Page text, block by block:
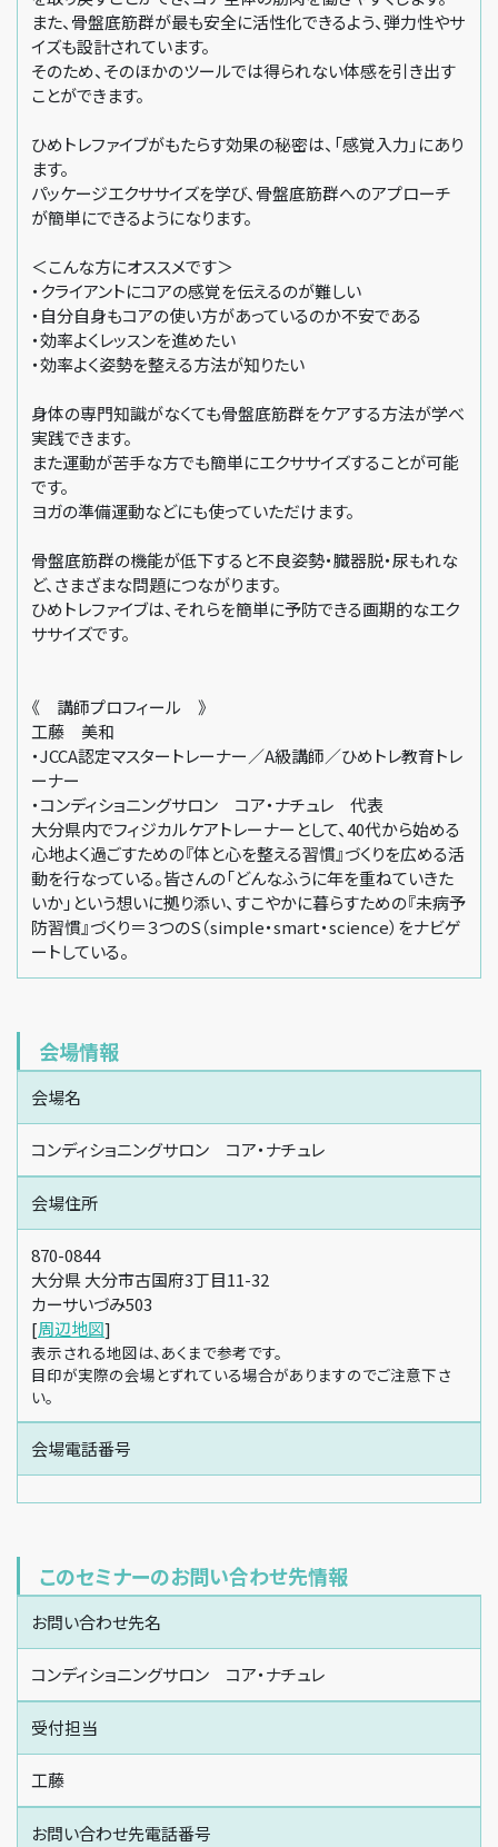
また、骨盤底筋群が最も安全に活性化できるよう、弾力性やサ
イズも設計されています。
そのため、そのほかのツールでは得られない体感を引き出す
ことができます。
ひめトレファイブがもたらす効果の秘密は、「感覚入力」にあり
ます。
パッケージエクササイズを学び、骨盤底筋群へのアプローチ
が簡単にできるようになります。
＜こんな方にオススメです＞
・クライアントにコアの感覚を伝えるのが難しい
・自分自身もコアの使い方があっているのか不安である
・効率よくレッスンを進めたい
・効率よく姿勢を整える方法が知りたい
身体の専門知識がなくても骨盤底筋群をケアする方法が学べ
実践できます。
また運動が苦手な方でも簡単にエクササイズすることが可能
です。
ヨガの準備運動などにも使っていただけます。
骨盤底筋群の機能が低下すると不良姿勢・臓器脱・尿もれな
ど、さまざまな問題につながります。
ひめトレファイブは、それらを簡単に予防できる画期的なエク
ササイズです。
《 講師プロフィール 》
工藤 美和
・JCCA認定マスタートレーナー／A級講師／ひめトレ教育トレ
ーナー
・コンディショニングサロン コア・ナチュレ 代表
大分県内でフィジカルケアトレーナーとして、40代から始める
心地よく過ごすための『体と心を整える習慣』づくりを広める活
動を行なっている。皆さんの「どんなふうに年を重ねていきた
いか」という想いに拠り添い、すこやかに暮らすための『未病予
防習慣』づくり＝３つのS（simple・smart・science）をナビゲ
ートしている。
会場情報
会場名
コンディショニングサロン コア・ナチュレ
会場住所
870-0844
大分県 大分市古国府3丁目11-32
カーサいづみ503
[周辺地図]
表示される地図は、あくまで参考です。
目印が実際の会場とずれている場合がありますのでご注意下さ
い。
会場電話番号
このセミナーのお問い合わせ先情報
お問い合わせ先名
コンディショニングサロン コア・ナチュレ
受付担当
工藤
お問い合わせ先電話番号